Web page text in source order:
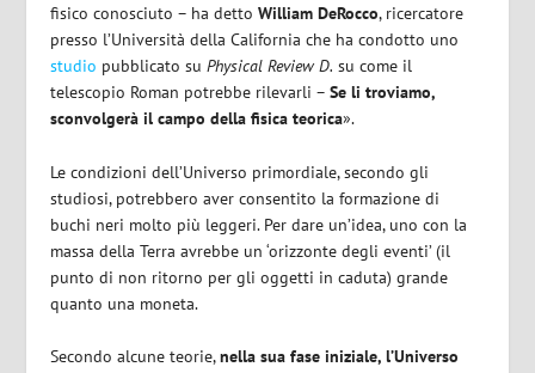
fisico conosciuto – ha dettoWilliam DeRocco, ricercatore
presso l’Università della California che ha condotto uno
studio pubblicato suPhysical Review D. su come il
telescopio Roman potrebbe rilevarli –Se li troviamo,
sconvolgerà il campo della fisica teorica».
Le condizioni dell’Universo primordiale, secondo gli
studiosi, potrebbero aver consentito la formazione di
buchi neri molto più leggeri. Per dare un’idea, uno con la
massa della Terra avrebbe un ‘orizzonte degli eventi’ (il
punto di non ritorno per gli oggetti in caduta) grande
quanto una moneta.
Secondo alcune teorie,nella sua fase iniziale, l’Universo